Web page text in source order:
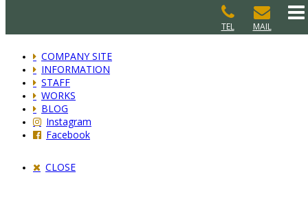
MAIL
TEL
COMPANY SITE
INFORMATION
STAFF
WORKS
BLOG
Instagram
Facebook
CLOSE